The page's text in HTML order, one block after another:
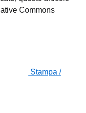
Commons
Stampa /